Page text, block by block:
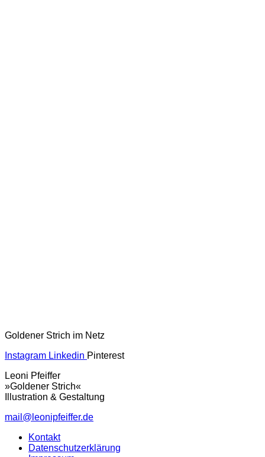
Goldener Strich im Netz
Instagram Linkedin Pinterest
Leoni Pfeiffer
»Goldener Strich«
Illustration & Gestaltung
mail@leonipfeiffer.de
Kontakt
Datenschutzerklärung